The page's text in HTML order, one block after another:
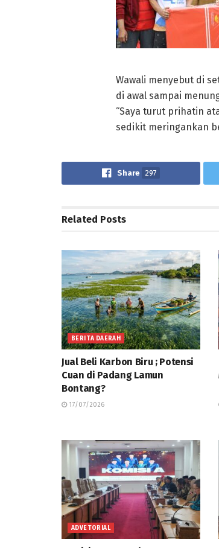
Wawali menyebut di
di awal sampai
“Saya turut prihatin
sedikit meringankan
Share 297
Related Posts
BERITA DAERAH
Jual Beli Karbon Biru ; Potensi
Cuan di Padang Lamun
Bontang?
17/07/2026
ADVETORIAL